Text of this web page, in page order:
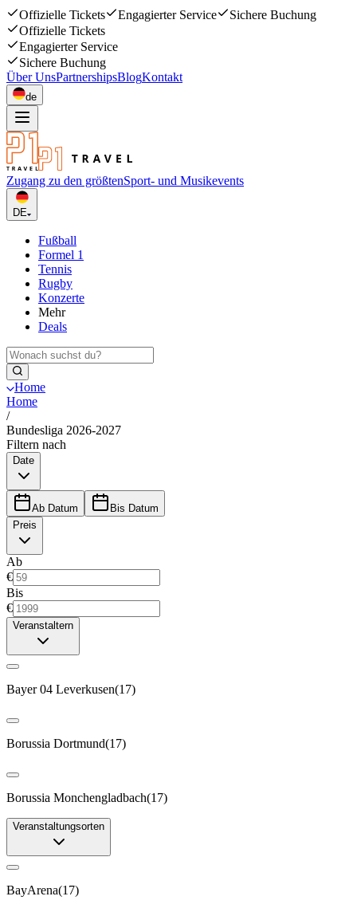
Offizielle Tickets Engagierter Service
Sichere Buchung
Offizielle Tickets
Engagierter Service
Sichere Buchung
Über UnsPartnershipsBlogKontakt
de
Zugang zu den größtenSport- und Musikevents
DE
Fußball
Formel 1
Tennis
Rugby
Konzerte
Mehr
Deals
Home
Home
/
Bundesliga 2026-2027
Filtern nach
Date
Ab Datum
Bis Datum
Preis
Ab
€
Bis
€
Veranstaltern
Bayer 04 Leverkusen(17)
Borussia Dortmund(17)
Borussia Monchengladbach(17)
Veranstaltungsorten
BayArena(17)